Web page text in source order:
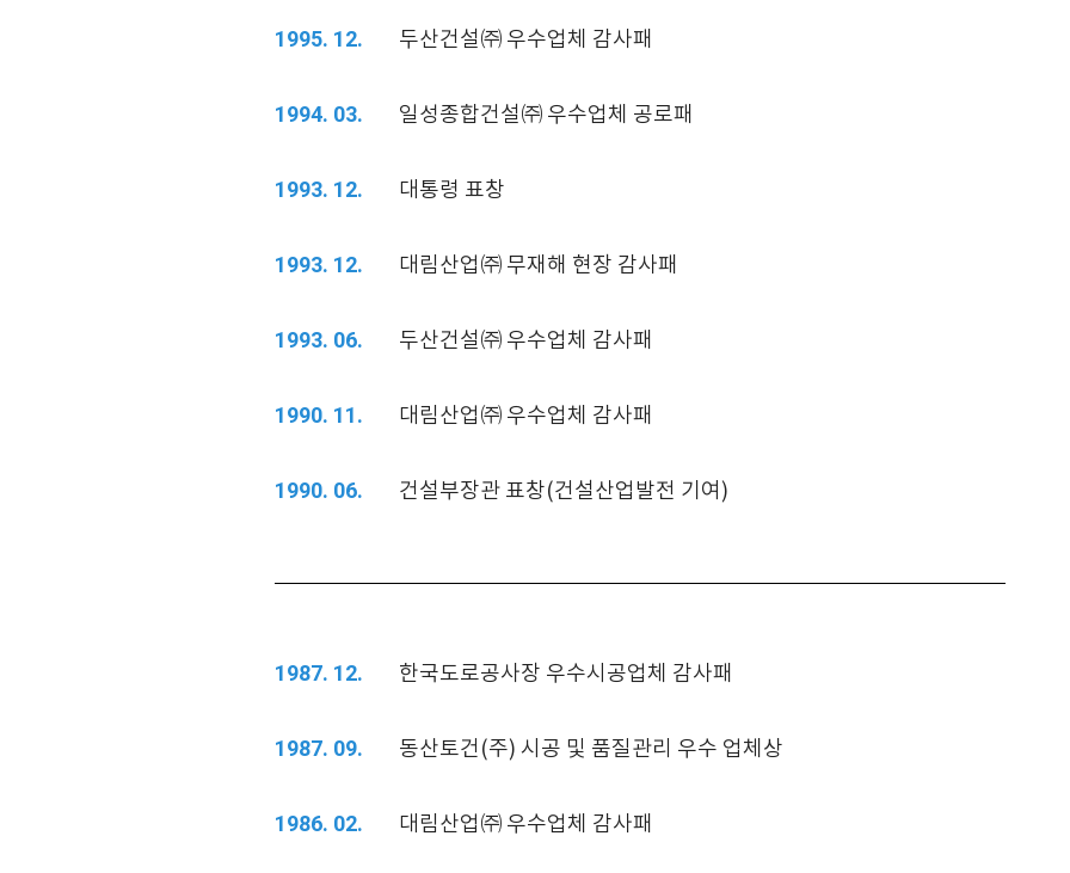
1995. 12. 두산건설㈜ 우수업체 감사패
1994. 03. 일성종합건설㈜ 우수업체 공로패
1993. 12. 대통령 표창
1993. 12. 대림산업㈜ 무재해 현장 감사패
1993. 06. 두산건설㈜ 우수업체 감사패
1990. 11. 대림산업㈜ 우수업체 감사패
1990. 06. 건설부장관 표창(건설산업발전 기여)
1987. 12. 한국도로공사장 우수시공업체 감사패
1987. 09. 동산토건(주) 시공 및 품질관리 우수 업체상
1986. 02. 대림산업㈜ 우수업체 감사패